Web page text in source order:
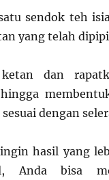
sendok teh
yang telah
dan
dengan
hasil yang
Anda bisa